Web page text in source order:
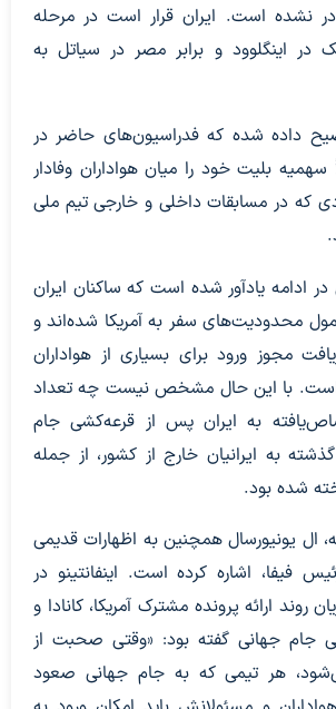
نشده است. ایران قرار است در مرحله
در اینگلوود و برابر مصر در سیاتل به
داده شده که فدراسیون‌های حاضر در
بلیت خود را میان هواداران وفادار
که در مسابقات داخلی و خارجی تیم ملی
در ادامه یادآور شده است که ساکنان ایران
محدودیت‌های سفر به آمریکا شده‌اند و
مجوز ورود برای بسیاری از هواداران
است. با این حال مشخص نیست چه تعداد
به ایران پس از قرعه‌کشی جام
به ایرانیان خارج از کشور، از جمله
شده بود.
ال یونیورسال همچنین به اظهارات قدیمی
رئیس فیفا، اشاره کرده است. اینفانتینو در
در جریان روند ارائه پرونده مشترک آمریکا، کانادا و
جام جهانی گفته بود: «وقتی صحبت از
هر تیمی که به جام جهانی صعود